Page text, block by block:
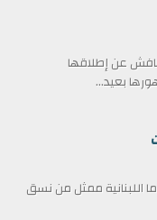
عن إطلاقها
بعيد...
اللبنانية ممثل من نسق